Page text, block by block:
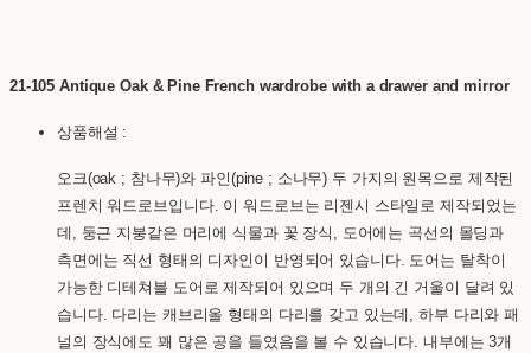
21-105 Antique Oak & Pine French wardrobe with a drawer and mirror
상품해설 :
오크(oak ; 참나무)와 파인(pine ; 소나무) 두 가지의 원목으로 제작된
프렌치 워드로브입니다. 이 워드로브는 리젠시 스타일로 제작되었는
데, 둥근 지붕같은 머리에 식물과 꽃 장식, 도어에는 곡선의 몰딩과
측면에는 직선 형태의 디자인이 반영되어 있습니다. 도어는 탈착이
가능한 디테쳐블 도어로 제작되어 있으며 두 개의 긴 거울이 달려 있
습니다. 다리는 캐브리올 형태의 다리를 갖고 있는데, 하부 다리와 패
널의 장식에도 꽤 많은 공을 들였음을 볼 수 있습니다. 내부에는 3개